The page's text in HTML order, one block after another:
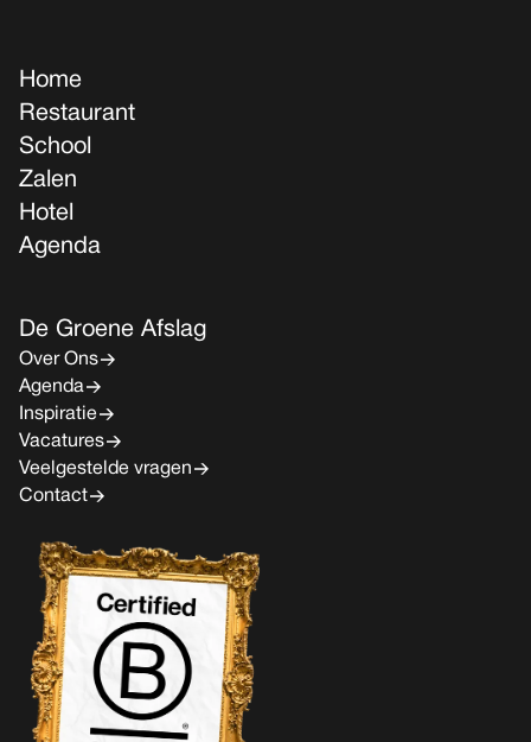
Home
Restaurant
School
Zalen
Hotel
Agenda
De Groene Afslag
Over Ons
Agenda
Inspiratie
Vacatures
Veelgestelde vragen
Contact